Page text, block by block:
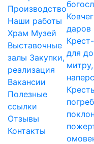
Производство
Наши работы
Храм Музей
Выставочные
залы Закупки,
реализация
Вакансии
Полезные
ссылки
Отзывы
Контакты
даров
для